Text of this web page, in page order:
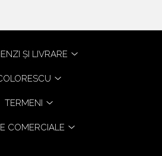
ȘI LIVRARE
TERMENI
COMERCIALE